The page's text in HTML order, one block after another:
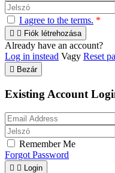
I agree to the terms. *
  Fiók létrehozása
Already have an account?
Log in instead Vagy Reset
 Bezár
Existing Account
Remember Me
Forgot Password
  Login